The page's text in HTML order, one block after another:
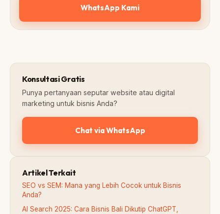
WhatsApp Kami
Konsultasi Gratis
Punya pertanyaan seputar website atau digital
marketing untuk bisnis Anda?
Chat via WhatsApp
Artikel Terkait
SEO vs SEM: Mana yang Lebih Cocok untuk Bisnis
Anda?
AI Search 2025: Cara Bisnis Bali Dikutip ChatGPT,